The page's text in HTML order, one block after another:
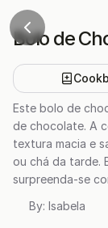
Bolo de
Este bolo de
de chocolate. A
textura macia e
ou chá da tarde.
surpreenda-se
By: Isabela